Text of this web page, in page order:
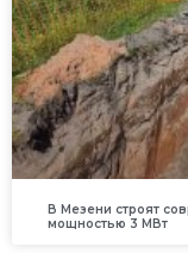
В Мезени строят
мощностью 3 МВт